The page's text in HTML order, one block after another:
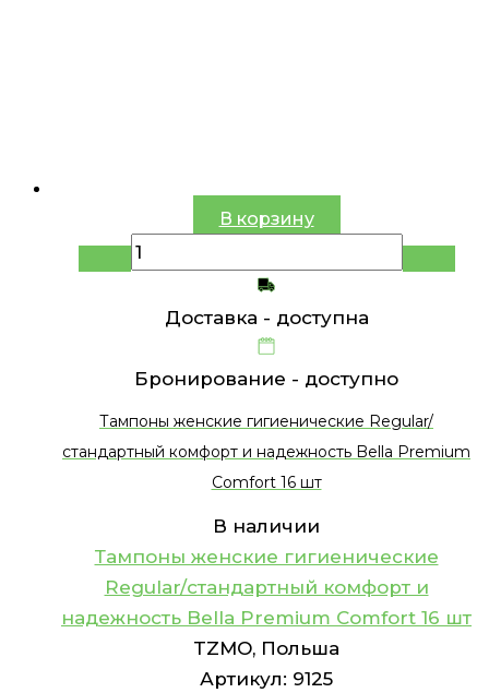
В корзину
Доставка - доступна
Бронирование - доступно
Тампоны женские гигиенические Regular/
стандартный комфорт и надежность Bella Premium
Comfort 16 шт
В наличии
Тампоны женские гигиенические
Regular/стандартный комфорт и
надежность Bella Premium Comfort 16 шт
TZMO, Польша
Артикул: 9125